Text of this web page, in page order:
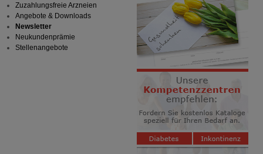
Zuzahlungsfreie Arzneien
Angebote & Downloads
Newsletter
Neukundenprämie
Stellenangebote